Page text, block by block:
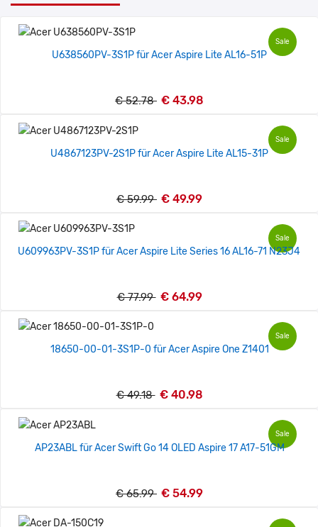
Sale
U638560PV-3S1P für Acer Aspire Lite AL16-51P
€ 52.78 € 43.98
Sale
U4867123PV-2S1P für Acer Aspire Lite AL15-31P
€ 59.99 € 49.99
Sale
U609963PV-3S1P für Acer Aspire Lite Series 16 AL16-71 N23J4
€ 77.99 € 64.99
Sale
18650-00-01-3S1P-0 für Acer Aspire One Z1401
€ 49.18 € 40.98
Sale
AP23ABL für Acer Swift Go 14 OLED Aspire 17 A17-51GM
€ 65.99 € 54.99